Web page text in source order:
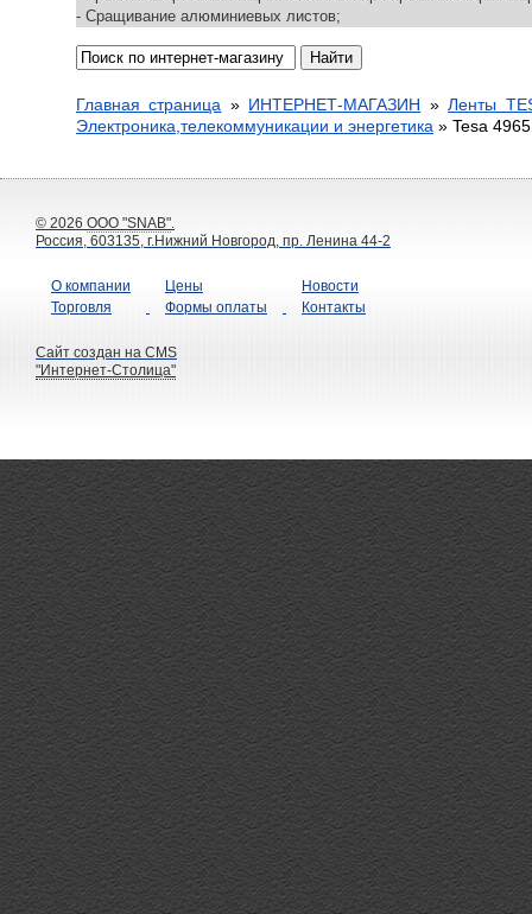
- Сращивание алюминиевых листов;
Главная страница » ИНТЕРНЕТ-МАГАЗИН » Ленты
Электроника,телекоммуникации и энергетика » Tesa 4965
© 2026 ООО "SNAB".
Россия, 603135, г.Нижний Новгород, пр. Ленина 44-2
О компании
Торговля
Цены
Формы оплаты
Новости
Контакты
Сайт создан на CMS
"Интернет-Столица"